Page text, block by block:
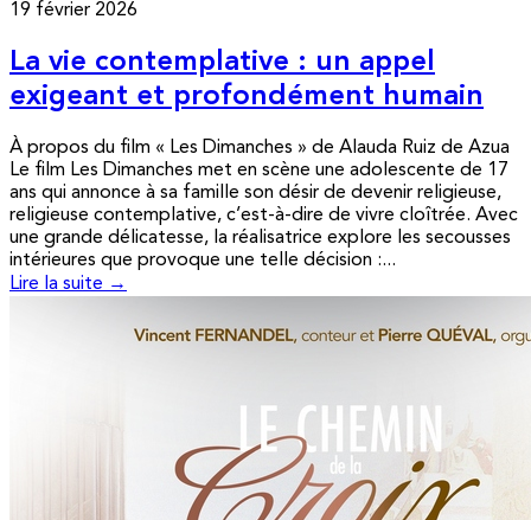
19 février 2026
La vie contemplative : un appel
exigeant et profondément humain
À propos du film « Les Dimanches » de Alauda Ruiz de Azua
Le film Les Dimanches met en scène une adolescente de 17
ans qui annonce à sa famille son désir de devenir religieuse,
religieuse contemplative, c’est-à-dire de vivre cloîtrée. Avec
une grande délicatesse, la réalisatrice explore les secousses
intérieures que provoque une telle décision :...
Lire la suite →